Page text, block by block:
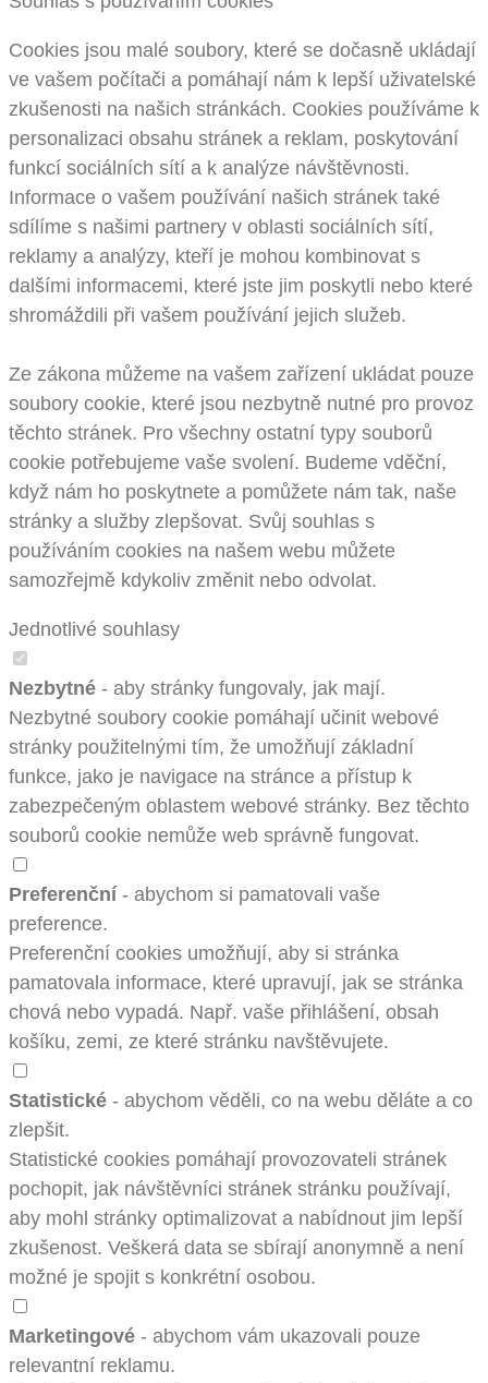
Cookies jsou malé soubory, které se dočasně ukládají
ve vašem počítači a pomáhají nám k lepší uživatelské
zkušenosti na našich stránkách. Cookies používáme k
personalizaci obsahu stránek a reklam, poskytování
funkcí sociálních sítí a k analýze návštěvnosti.
Informace o vašem používání našich stránek také
sdílíme s našimi partnery v oblasti sociálních sítí,
reklamy a analýzy, kteří je mohou kombinovat s
dalšími informacemi, které jste jim poskytli nebo které
shromáždili při vašem používání jejich služeb.
Ze zákona můžeme na vašem zařízení ukládat pouze
soubory cookie, které jsou nezbytně nutné pro provoz
těchto stránek. Pro všechny ostatní typy souborů
cookie potřebujeme vaše svolení. Budeme vděční,
když nám ho poskytnete a pomůžete nám tak, naše
stránky a služby zlepšovat. Svůj souhlas s
používáním cookies na našem webu můžete
samozřejmě kdykoliv změnit nebo odvolat.
Jednotlivé souhlasy
Nezbytné - aby stránky fungovaly, jak mají.
Nezbytné soubory cookie pomáhají učinit webové
stránky použitelnými tím, že umožňují základní
funkce, jako je navigace na stránce a přístup k
zabezpečeným oblastem webové stránky. Bez těchto
souborů cookie nemůže web správně fungovat.
Preferenční - abychom si pamatovali vaše
preference.
Preferenční cookies umožňují, aby si stránka
pamatovala informace, které upravují, jak se stránka
chová nebo vypadá. Např. vaše přihlášení, obsah
košíku, zemi, ze které stránku navštěvujete.
Statistické - abychom věděli, co na webu děláte a co
zlepšit.
Statistické cookies pomáhají provozovateli stránek
pochopit, jak návštěvníci stránek stránku používají,
aby mohl stránky optimalizovat a nabídnout jim lepší
zkušenost. Veškerá data se sbírají anonymně a není
možné je spojit s konkrétní osobou.
Marketingové - abychom vám ukazovali pouze
relevantní reklamu.